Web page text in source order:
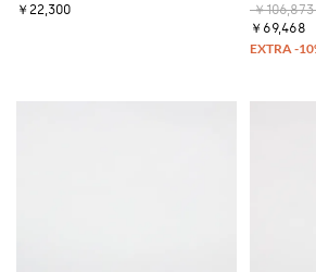
￥22,300
￥106,873
￥69,468